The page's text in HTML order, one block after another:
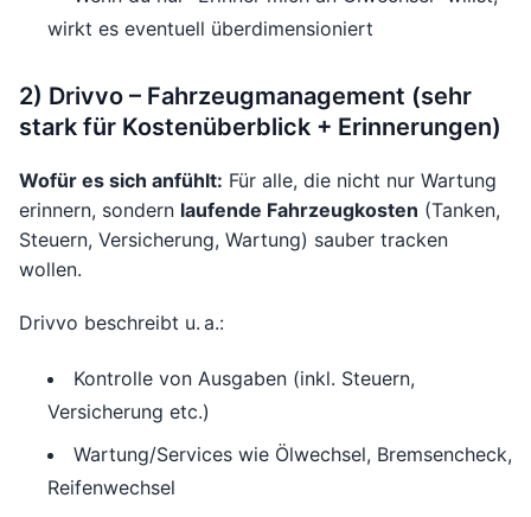
wirkt es eventuell überdimensioniert
2) Drivvo – Fahrzeugmanagement (sehr
stark für Kostenüberblick + Erinnerungen)
Wofür es sich anfühlt: Für alle, die nicht nur Wartung
erinnern, sondern laufende Fahrzeugkosten (Tanken,
Steuern, Versicherung, Wartung) sauber tracken
wollen.
Drivvo beschreibt u. a.:
Kontrolle von Ausgaben (inkl. Steuern,
Versicherung etc.)
Wartung/Services wie Ölwechsel, Bremsencheck,
Reifenwechsel